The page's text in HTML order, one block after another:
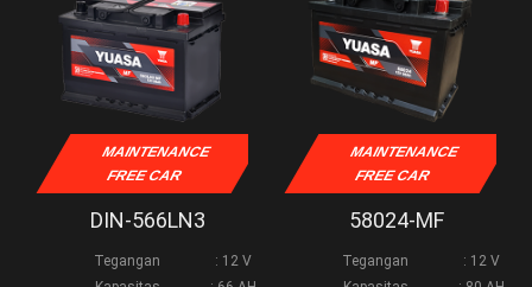
MAINTENANCE
FREE CAR
DIN-566LN3
Tegangan
: 12 V
MAINTENANCE
FREE CAR
58024-MF
Tegangan
: 12 V